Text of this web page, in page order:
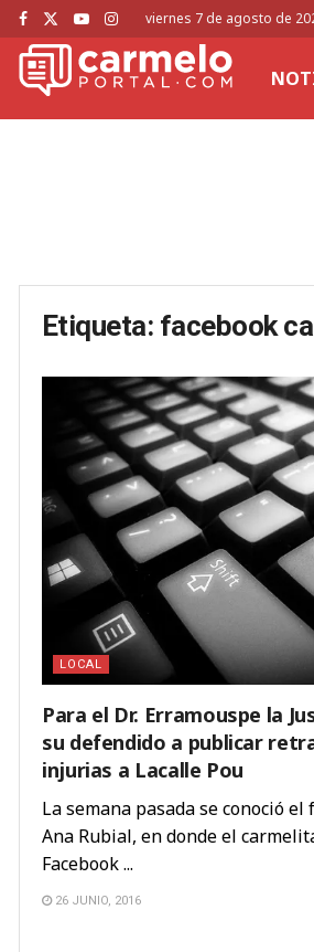
viernes 7 de agosto de
Etiqueta: facebook
LOCAL
Para el Dr. Erramouspe la
su defendido a publicar
injurias a Lacalle Pou
La semana pasada se conoció
Ana Rubial, en donde el
Facebook ...
26 JUNIO, 2016